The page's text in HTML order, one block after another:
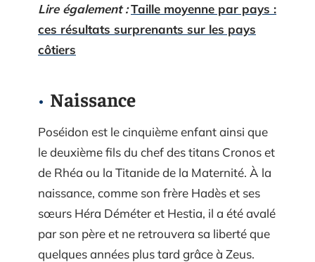
Lire également :Taille moyenne par pays :
ces résultats surprenants sur les pays
côtiers
Naissance
Poséidon est le cinquième enfant ainsi que
le deuxième fils du chef des titans Cronos et
de Rhéa ou la Titanide de la Maternité. À la
naissance, comme son frère Hadès et ses
sœurs Héra Déméter et Hestia, il a été avalé
par son père et ne retrouvera sa liberté que
quelques années plus tard grâce à Zeus.